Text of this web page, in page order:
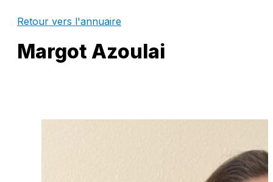
Retour vers l'annuaire
Margot Azoulai